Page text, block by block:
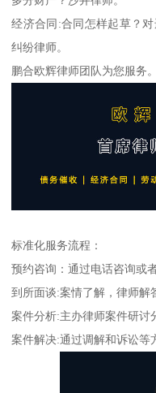
经济合同:合同怎样起草？
纠纷律师。
鹏合欧辉律师团队为您服务。
标准化服务流程：
预约咨询：通过电话咨询或
到所面谈:案情了解，律师解
案件分析:主办律师案件研讨
案件解决:通过调解和诉讼等